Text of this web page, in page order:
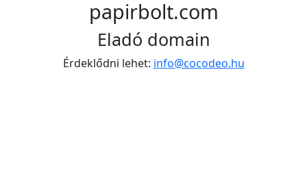
papirbolt.com
Eladó domain
Érdeklődni lehet: info@cocodeo.hu